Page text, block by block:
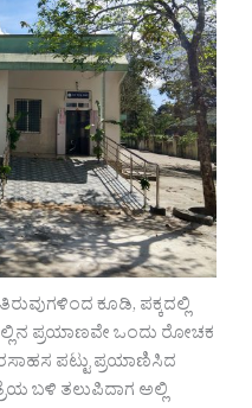
ಕೂಡಿ, ಪಕ್ಕದಲ್ಲಿ
ಇಲ್ಲಿನ ಪ್ರಯಾಣವೇ ಒಂದು ರೋಚಕ
ಪಟ್ಟು ಪ್ರಯಾಣಿಸಿದ
ಬಳಿ ತಲುಪಿದಾಗ ಅಲ್ಲಿ